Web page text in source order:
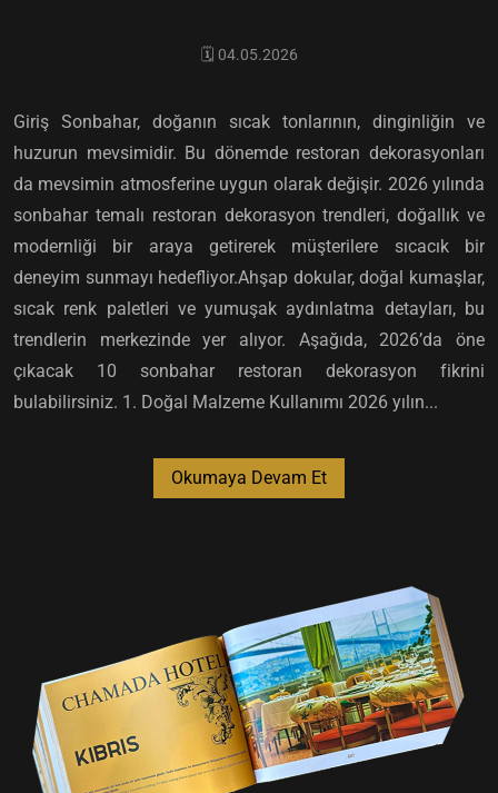
🗓️ 04.05.2026
Giriş Sonbahar, doğanın sıcak tonlarının, dinginliğin ve
huzurun mevsimidir. Bu dönemde restoran dekorasyonları
da mevsimin atmosferine uygun olarak değişir. 2026 yılında
sonbahar temalı restoran dekorasyon trendleri, doğallık ve
modernliği bir araya getirerek müşterilere sıcacık bir
deneyim sunmayı hedefliyor.Ahşap dokular, doğal kumaşlar,
sıcak renk paletleri ve yumuşak aydınlatma detayları, bu
trendlerin merkezinde yer alıyor. Aşağıda, 2026’da öne
çıkacak 10 sonbahar restoran dekorasyon fikrini
bulabilirsiniz. 1. Doğal Malzeme Kullanımı 2026 yılın...
Okumaya Devam Et